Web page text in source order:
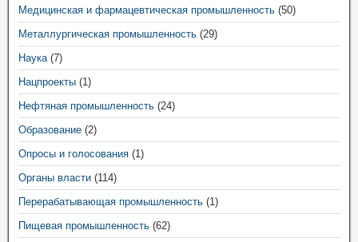
Медицинская и фармацевтическая промышленность (50)
Металлургическая промышленность (29)
Наука(7)
Нацпроекты (1)
Нефтяная промышленность (24)
Образование (2)
Опросы и голосования (1)
Органы власти (114)
Перерабатывающая промышленность (1)
Пищевая промышленность (62)